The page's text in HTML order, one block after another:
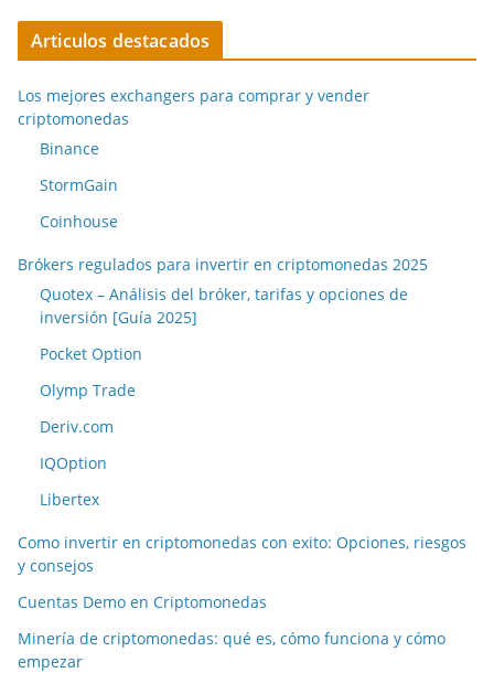
Articulos destacados
Los mejores exchangers para comprar y vender
criptomonedas
Binance
StormGain
Coinhouse
Brókers regulados para invertir en criptomonedas 2025
Quotex – Análisis del bróker, tarifas y opciones de
inversión [Guía 2025]
Pocket Option
Olymp Trade
Deriv.com
IQOption
Libertex
Como invertir en criptomonedas con exito: Opciones, riesgos
y consejos
Cuentas Demo en Criptomonedas
Minería de criptomonedas: qué es, cómo funciona y cómo
empezar